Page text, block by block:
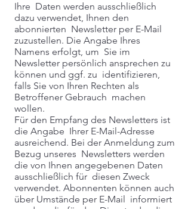
Ihre Daten werden ausschließlich
dazu verwendet, Ihnen den
abonnierten Newsletter per E-Mail
zuzustellen. Die Angabe Ihres
Namens erfolgt, um Sie im
Newsletter persönlich ansprechen zu
können und ggf. zu identifizieren,
falls Sie von Ihren Rechten als
Betroffener Gebrauch machen
wollen.
Für den Empfang des Newsletters ist
die Angabe Ihrer E-Mail-Adresse
ausreichend. Bei der Anmeldung zum
Bezug unseres Newsletters werden
die von Ihnen angegebenen Daten
ausschließlich für diesen Zweck
verwendet. Abonnenten können auch
über Umstände per E-Mail informiert